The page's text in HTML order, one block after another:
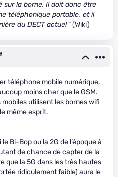
sur la borne. Il doit donc être
téléphonique portable, et il
du DECT actuel” (Wiki)
téléphone mobile numérique,
moins cher que le GSM.
utilisent les bornes wifi
même esprit.
Bi-Bop ou la 2G de l’époque à
de chance de capter de la
que la 5G dans les très hautes
ridiculement faible) aura le